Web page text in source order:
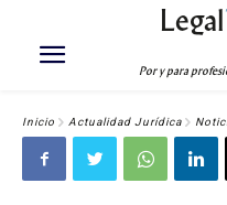
Legal
Por y para
Inicio Actualidad Jurídica